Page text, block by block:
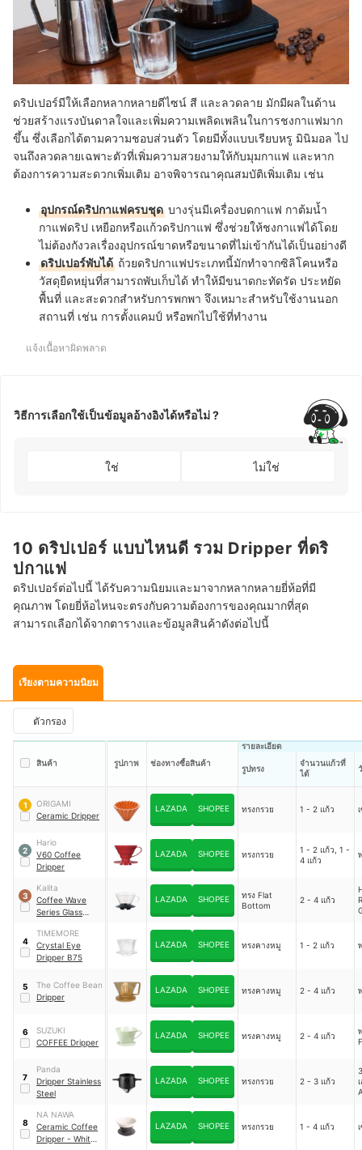
ดริปเปอร์มีให้เลือกหลากหลายดีไซน์ สี และลวดลาย มักมีผลในด้าน
ช่วยสร้างแรงบันดาลใจและเพิ่มความเพลิดเพลินในการชงกาแฟมาก
ขึ้น ซึ่งเลือกได้ตามความชอบส่วนตัว โดยมีทั้งแบบเรียบหรู มินิมอล ไป
จนถึงลวดลายเฉพาะตัวที่เพิ่มความสวยงามให้กับมุมกาแฟ และหาก
ต้องการความสะดวกเพิ่มเติม อาจพิจารณาคุณสมบัติเพิ่มเติม เช่น
อุปกรณ์ดริปกาแฟครบชุด บางรุ่นมีเครื่องบดกาแฟ กาต้มน้ำ
กาแฟดริป เหยือกหรือแก้วดริปกาแฟ ซึ่งช่วยให้ชงกาแฟได้โดย
ไม่ต้องกังวลเรื่องอุปกรณ์ขาดหรือขนาดที่ไม่เข้ากันได้เป็นอย่างดี
ดริปเปอร์พับได้ ถ้วยดริปกาแฟประเภทนี้มักทำจากซิลิโคนหรือ
วัสดุยืดหยุ่นที่สามารถพับเก็บได้ ทำให้มีขนาดกะทัดรัด ประหยัด
พื้นที่ และสะดวกสำหรับการพกพา จึงเหมาะสำหรับใช้งานนอก
สถานที่ เช่น การตั้งแคมป์ หรือพกไปใช้ที่ทำงาน
แจ้งเนื้อหาผิดพลาด
วิธีการเลือกใช้เป็นข้อมูลอ้างอิงได้หรือไม่ ?
ใช่ ไม่ใช่
10 ดริปเปอร์ แบบไหนดี รวม Dripper ที่ดริ
ปกาแฟ
ดริปเปอร์ต่อไปนี้ ได้รับความนิยมและมาจากหลากหลายยี่ห้อที่มี
คุณภาพ โดยยี่ห้อไหนจะตรงกับความต้องการของคุณมากที่สุด
สามารถเลือกได้จากตารางและข้อมูลสินค้าดังต่อไปนี้
เรียงตามความนิยม
ตัวกรอง
สินค้า รูปภาพ ช่องทางซื้อสินค้า
รายละเอียด
รูปทรง
จำนวนแก้วที่
ได้
1
ORIGAMI
Ceramic Dripper
LAZADA SHOPEE ทรงกรวย 1 - 2 แก้ว
2
Hario
V60 Coffee
Dripper
LAZADA SHOPEE ทรงกรวย
1 - 2 แก้ว, 1 -
4 แก้ว
3
Kalita
Coffee Wave
Series Glass
LAZADA SHOPEE
ทรง Flat
Bottom
2 - 4 แก้ว
4
TIMEMORE
Crystal Eye
Dripper B75
LAZADA SHOPEE ทรงคางหมู 1 - 2 แก้ว
5
The Coffee Bean
Dripper
LAZADA SHOPEE ทรงคางหมู 2 - 4 แก้ว
6
SUZUKI
COFFEE Dripper
LAZADA SHOPEE ทรงคางหมู 2 - 4 แก้ว
7
Panda
Dripper Stainless
Steel
LAZADA SHOPEE ทรงกรวย 2 - 3 แก้ว
8
NA NAWA
Ceramic Coffee
Dripper - White
LAZADA SHOPEE ทรงกรวย 1 - 4 แก้ว